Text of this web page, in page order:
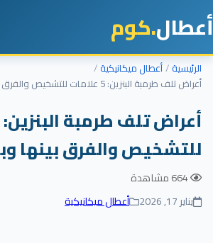
أعطال.كوم
الرئيسية أعطال ميكانيكية
أعراض تلف طرمبة البنزين: 5 علامات للتشخيص والفرق بينها وبين الفلتر
للتشخيص والفرق بينها
يناير 17, 2026 أعطال ميكانيكية